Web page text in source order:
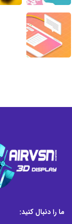
ما را دنبال کنید: